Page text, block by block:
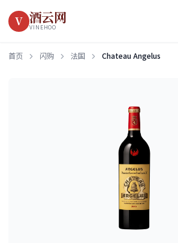
V 酒云网
VINEHOO
首页 闪购 法国 Chateau Angelus